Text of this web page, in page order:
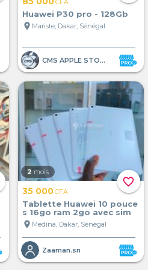
CFA
Huawei P30 pro - 128Gb
location_on Mariste, Dakar, Sénégal
CMS APPLE STORE
favorite_border
2 mois
35 000CFA
Tablette Huawei 10 pouce
s 16go ram 2go avec sim
location_on Medina, Dakar, Sénégal
Zaaman.sn